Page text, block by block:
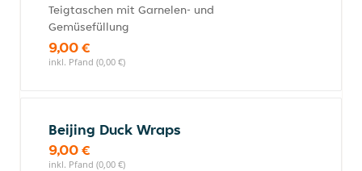
Teigtaschen mit Garnelen- und
Gemüsefüllung
9,00 €
inkl. Pfand (0,00 €)
Beijing Duck Wraps
9,00 €
inkl. Pfand (0,00 €)